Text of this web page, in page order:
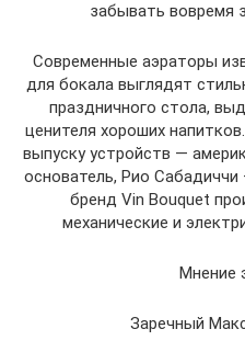
забывать вовремя
Современные аэраторы
для бокала выглядят
праздничного стола,
ценителя хороших
выпуску устройств —
основатель, Рио Сабадиччи
бренд Vin Bouquet
механические и
Мнение
Заречный